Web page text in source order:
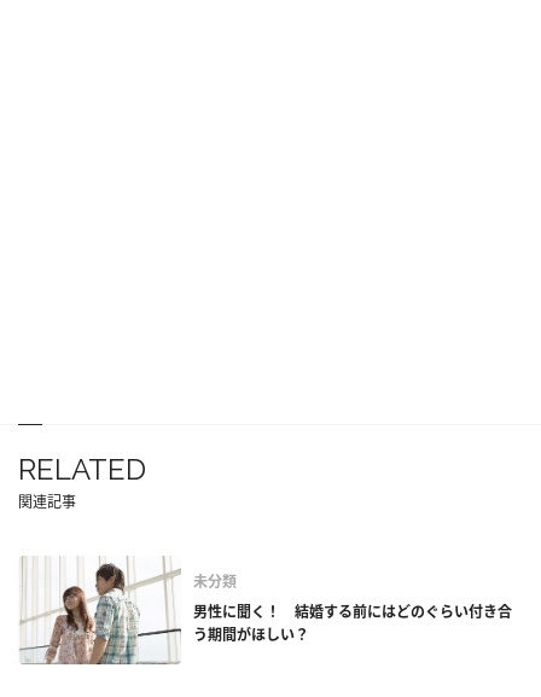
RELATED
関連記事
未分類
男性に聞く！ 結婚する前にはどのぐらい付き合
う期間がほしい？